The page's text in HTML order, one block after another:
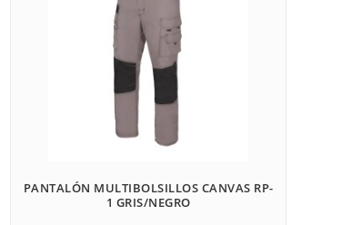
PANTALÓN MULTIBOLSILLOS CANVAS RP-
1 GRIS/NEGRO